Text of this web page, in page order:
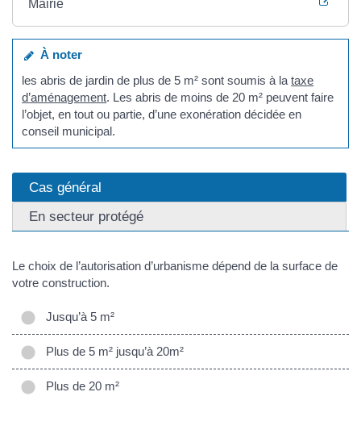
Mairie
À noter
les abris de jardin de plus de 5 m² sont soumis à lataxe
d’aménagement. Les abris de moins de 20 m² peuvent faire
l’objet, en tout ou partie, d’une exonération décidée en
conseil municipal.
Cas général
En secteur protégé
Le choix de l’autorisation d’urbanisme dépend de la surface de
votre construction.
Jusqu’à 5 m²
Plus de 5 m² jusqu’à 20m²
Plus de 20 m²